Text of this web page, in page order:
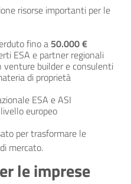
risorse importanti per le
fino a 50.000 €
ESA e partner regionali
venture builder e consulenti
di proprietà
ESA e ASI
europeo
per trasformare le
mercato.
le imprese